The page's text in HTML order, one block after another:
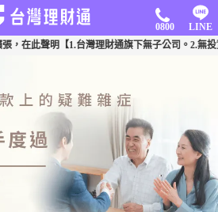
0800
LINE
此聲明【1.台灣理財通旗下無子公司。2.無投